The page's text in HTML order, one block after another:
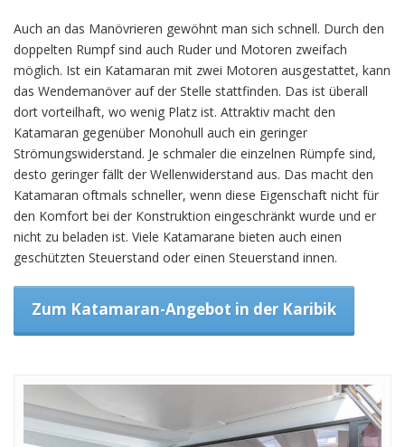
Auch an das Manövrieren gewöhnt man sich schnell. Durch den
doppelten Rumpf sind auch Ruder und Motoren zweifach
möglich. Ist ein Katamaran mit zwei Motoren ausgestattet, kann
das Wendemanöver auf der Stelle stattfinden. Das ist überall
dort vorteilhaft, wo wenig Platz ist. Attraktiv macht den
Katamaran gegenüber Monohull auch ein geringer
Strömungswiderstand. Je schmaler die einzelnen Rümpfe sind,
desto geringer fällt der Wellenwiderstand aus. Das macht den
Katamaran oftmals schneller, wenn diese Eigenschaft nicht für
den Komfort bei der Konstruktion eingeschränkt wurde und er
nicht zu beladen ist. Viele Katamarane bieten auch einen
geschützten Steuerstand oder einen Steuerstand innen.
Zum Katamaran-Angebot in der Karibik